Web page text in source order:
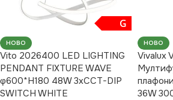
G
НОВО
Vito 2026400 LED LIGHTING
PENDANT FIXTURE WAVE
φ600*H180 48W 3xCCT-DIP
SWITCH WHITE
НОВО
Vivalux
36W